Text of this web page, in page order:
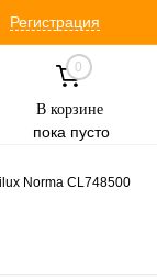
Регистрация
0
В корзине
пока пусто
Norma CL748500